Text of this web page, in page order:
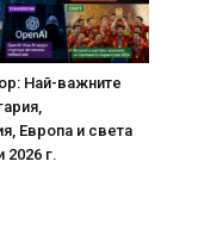
Най-важните
Европа и света
2026 г.